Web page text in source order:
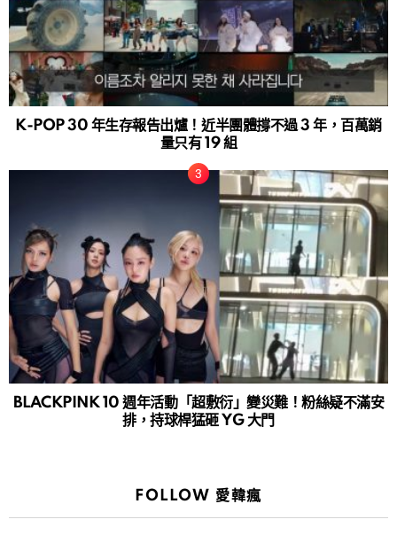
K-POP 30 年生存報告出爐！近半團體撐不過 3 年，百萬銷
量只有 19 組
BLACKPINK 10 週年活動「超敷衍」變災難！粉絲疑不滿安
排，持球桿猛砸 YG 大門
FOLLOW 愛韓瘋